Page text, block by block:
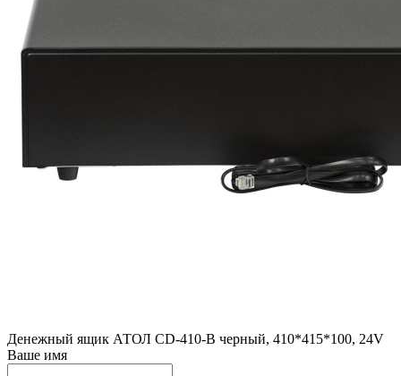
Денежный ящик АТОЛ CD-410-B черный, 410*415*100, 24V
Ваше имя